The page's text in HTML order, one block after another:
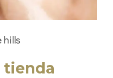
hills
tienda